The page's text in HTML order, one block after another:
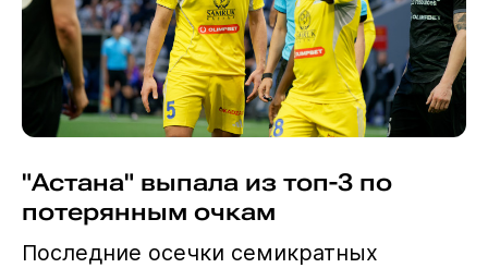
"Астана" выпала из топ-3 по
потерянным очкам
Последние осечки семикратных